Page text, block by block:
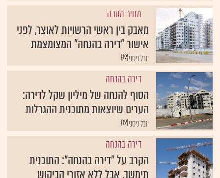
מחיר מטרה
מאבק בין ראשי הרשויות לאוצר, לפני
אישור "דירה בהנחה" המצומצמת
{19}יובל ניסני
דירה בהנחה
הסוף להנחה של מיליון שקל לדירה:
הערים שיוצאות מתוכנית ההגרלות
{19}יובל ניסני
דירה בהנחה
הקרב על "דירה בהנחה": התוכנית